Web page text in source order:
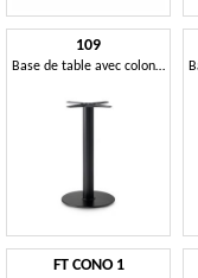
109
Base de table avec colonne personnalisable
FT CONO 1